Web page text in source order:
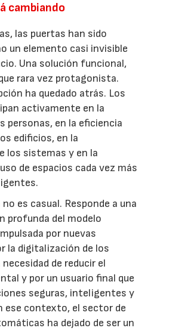
cambiando
las puertas han sido
un elemento casi invisible
Una solución funcional,
rara vez protagonista.
ha quedado atrás. Los
activamente en la
personas, en la eficiencia
edificios, en la
los sistemas y en la
de espacios cada vez más
es casual. Responde a una
profunda del modelo
por nuevas
la digitalización de los
de reducir el
y por un usuario final que
seguras, inteligentes y
ese contexto, el sector de
ha dejado de ser un